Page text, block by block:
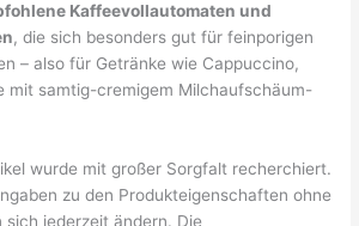
Kaffeevollautomaten und
, die sich besonders gut für feinporigen
– also für Getränke wie Cappuccino,
mit samtig-cremigem Milchaufschäum-
wurde mit großer Sorgfalt recherchiert.
zu den Produkteigenschaften ohne
sich jederzeit ändern. Die